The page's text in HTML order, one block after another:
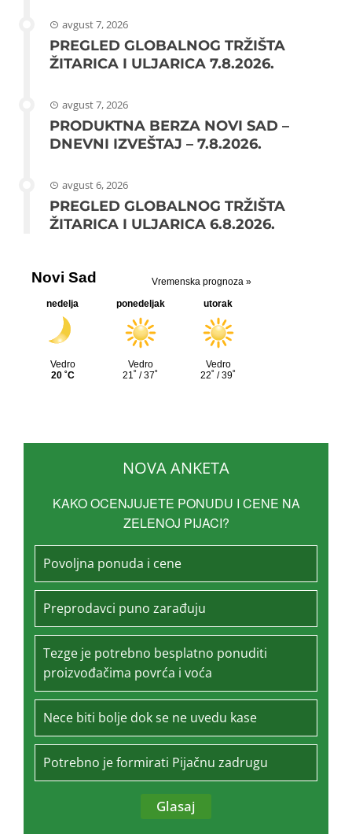
avgust 7, 2026
PREGLED GLOBALNOG TRŽIŠTA
ŽITARICA I ULJARICA 7.8.2026.
avgust 7, 2026
PRODUKTNA BERZA NOVI SAD –
DNEVNI IZVEŠTAJ – 7.8.2026.
avgust 6, 2026
PREGLED GLOBALNOG TRŽIŠTA
ŽITARICA I ULJARICA 6.8.2026.
NOVA ANKETA
KAKO OCENJUJETE PONUDU I CENE NA
ZELENOJ PIJACI?
Povoljna ponuda i cene
Preprodavci puno zarađuju
Tezge je potrebno besplatno ponuditi
proizvođačima povrća i voća
Nece biti bolje dok se ne uvedu kase
Potrebno je formirati Pijačnu zadrugu